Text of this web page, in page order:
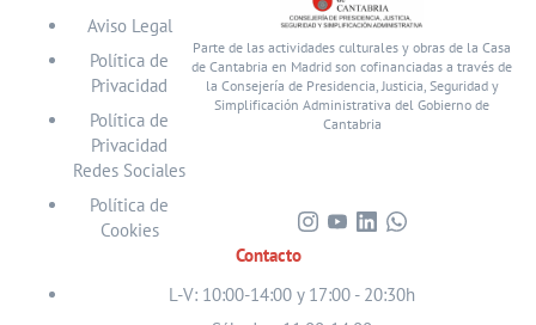
Aviso Legal
Política de
Privacidad
Política de
Privacidad
Redes Sociales
Política de
Cookies
Parte de las actividades culturales y obras de la Casa
de Cantabria en Madrid son cofinanciadas a través de
la Consejería de Presidencia, Justicia, Seguridad y
Simplificación Administrativa del Gobierno de
Cantabria
Visita
perfil
Visita
perfil
Visita
perfil
Visita
perfil
Contacto
L-V: 10:00-14:00 y 17:00 - 20:30h